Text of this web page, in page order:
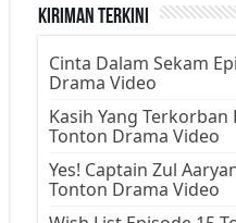
Kiriman Terkini
Cinta Dalam Sekam
Drama Video
Kasih Yang Terkorban
Tonton Drama Video
Yes! Captain Zul
Tonton Drama Video